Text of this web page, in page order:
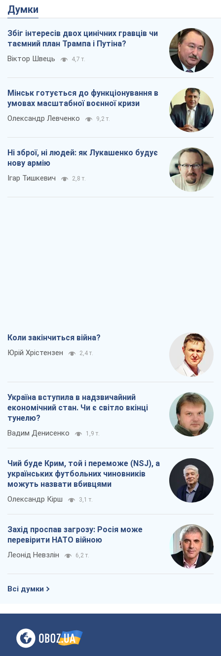
Думки
Збіг інтересів двох цинічних гравців чи
таємний план Трампа і Путіна?
Віктор Швець 4,7 т.
Мінськ готується до функціонування в
умовах масштабної воєнної кризи
Олександр Левченко 9,2 т.
Ні зброї, ні людей: як Лукашенко будує
нову армію
Ігар Тишкевич 2,8 т.
Коли закінчиться війна?
Юрій Хрістензен 2,4 т.
Україна вступила в надзвичайний
економічний стан. Чи є світло вкінці
тунелю?
Вадим Денисенко 1,9 т.
Чий буде Крим, той і переможе (NSJ), а
українських футбольних чиновників
можуть назвати вбивцями
Олександр Кірш 3,1 т.
Захід проспав загрозу: Росія може
перевірити НАТО війною
Леонід Невзлін 6,2 т.
Всі думки